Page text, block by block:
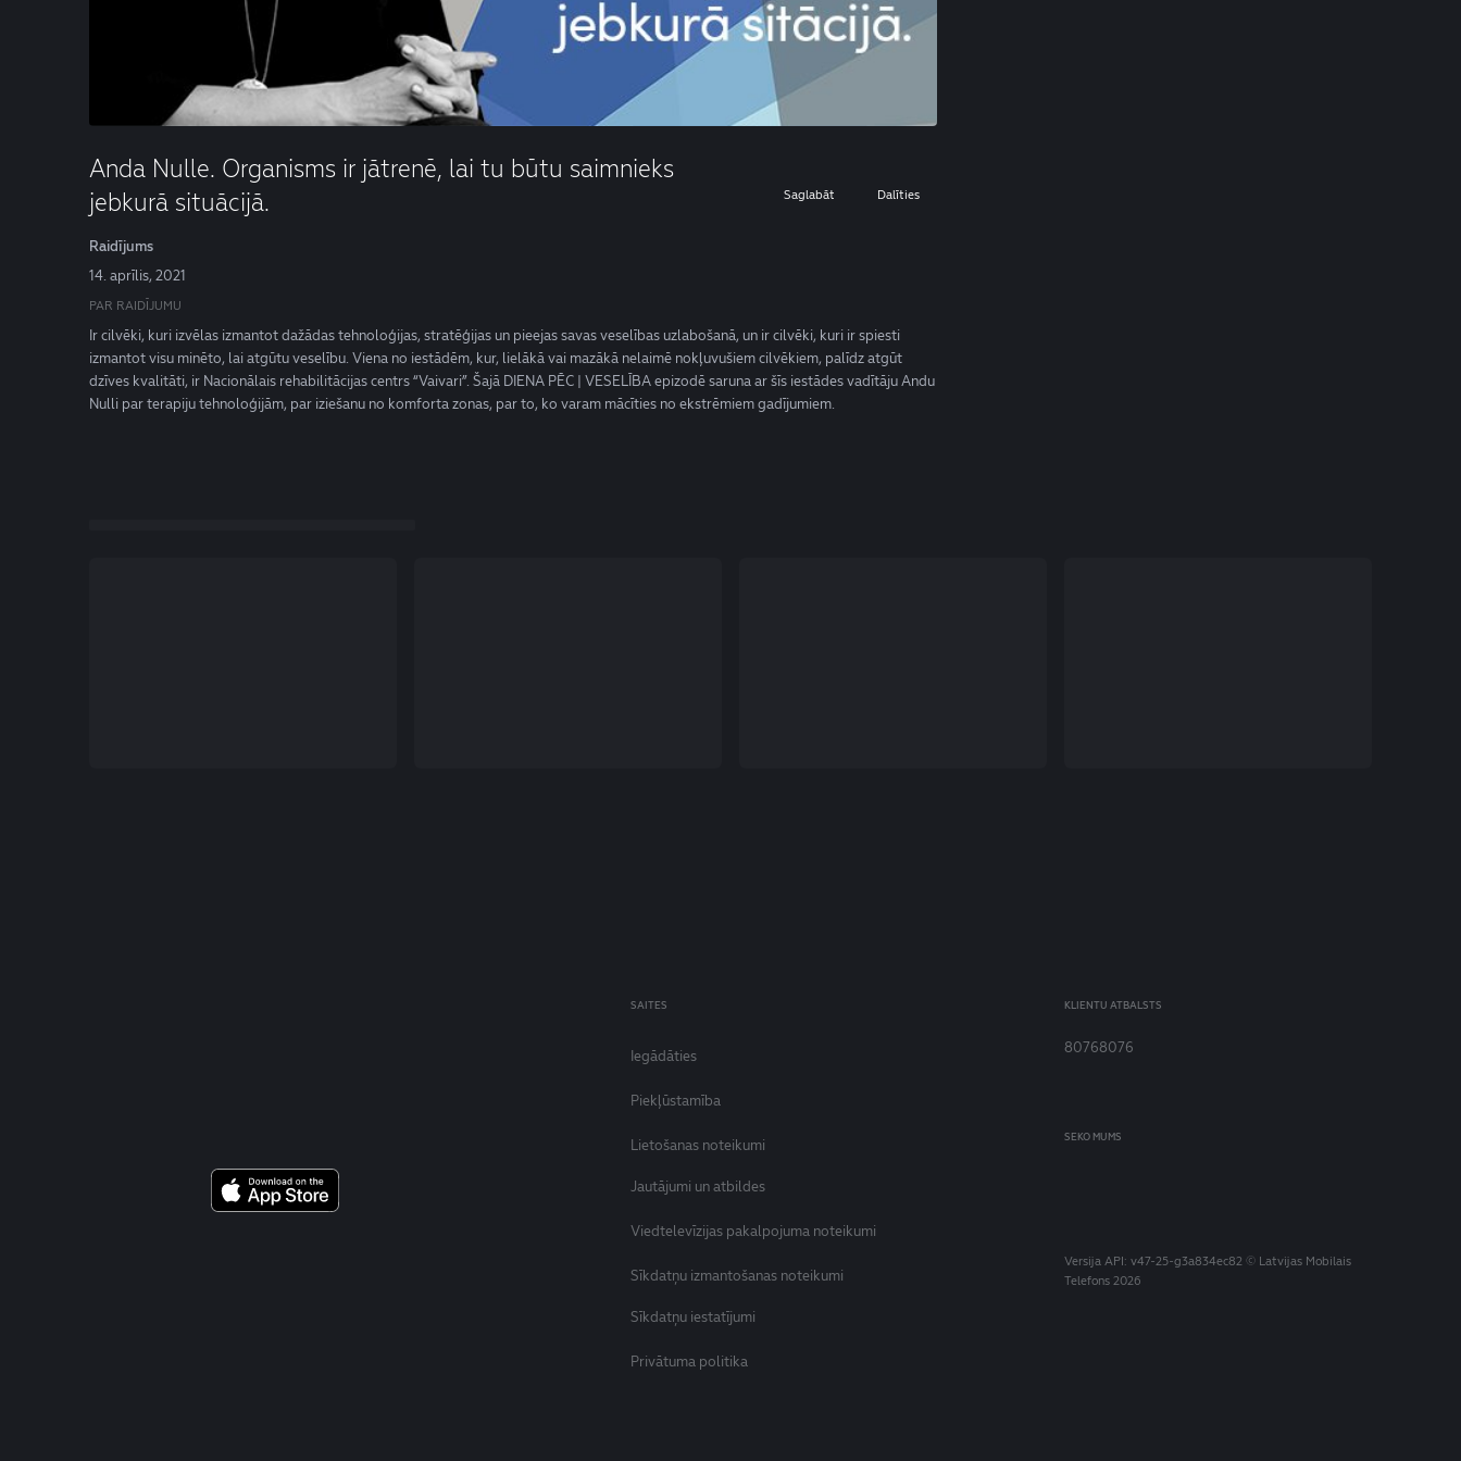
Anda Nulle. Organisms ir jātrenē, lai tu būtu saimnieks
jebkurā situācijā.
Saglabāt Dalīties
Raidījums
14. aprīlis, 2021
PAR RAIDĪJUMU
Ir cilvēki, kuri izvēlas izmantot dažādas tehnoloģijas, stratēģijas un pieejas savas veselības uzlabošanā, un ir cilvēki, kuri ir spiesti
izmantot visu minēto, lai atgūtu veselību. Viena no iestādēm, kur, lielākā vai mazākā nelaimē nokļuvušiem cilvēkiem, palīdz atgūt
dzīves kvalitāti, ir Nacionālais rehabilitācijas centrs “Vaivari”. Šajā DIENA PĒC | VESELĪBA epizodē saruna ar šīs iestādes vadītāju Andu
Nulli par terapiju tehnoloģijām, par iziešanu no komforta zonas, par to, ko varam mācīties no ekstrēmiem gadījumiem.
SAITES
Iegādāties
Piekļūstamība
Lietošanas noteikumi
Jautājumi un atbildes
Viedtelevīzijas pakalpojuma noteikumi
Sīkdatņu izmantošanas noteikumi
Sīkdatņu iestatījumi
Privātuma politika
KLIENTU ATBALSTS
80768076
SEKO MUMS
Versija API: v47-25-g3a834ec82© Latvijas Mobilais
Telefons 2026